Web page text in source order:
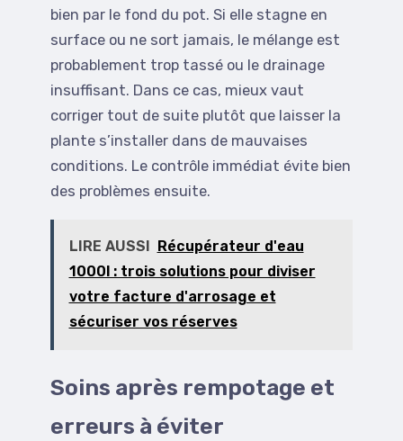
bien par le fond du pot. Si elle stagne en
surface ou ne sort jamais, le mélange est
probablement trop tassé ou le drainage
insuffisant. Dans ce cas, mieux vaut
corriger tout de suite plutôt que laisser la
plante s’installer dans de mauvaises
conditions. Le contrôle immédiat évite bien
des problèmes ensuite.
LIRE AUSSI
Récupérateur d'eau
1000l : trois solutions pour diviser
votre facture d'arrosage et
sécuriser vos réserves
Soins après rempotage et
erreurs à éviter